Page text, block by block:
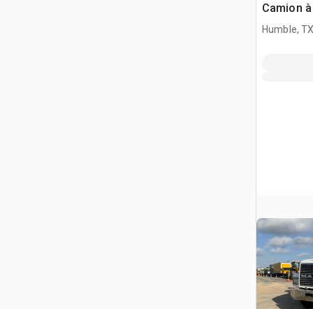
Camion
Tri/E
Humble,